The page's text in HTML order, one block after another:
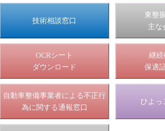
技術相談窓口
東整
主な
OCRシート
ダウンロード
継続
保適
自動車整備事業者による不正行
為に関する通報窓口
ひよっ